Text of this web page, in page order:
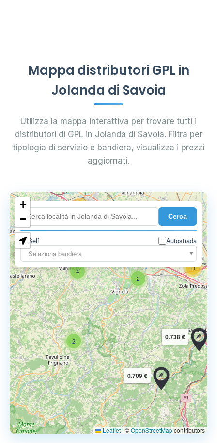
Mappa distributori GPL in
Jolanda di Savoia
Utilizza la mappa interattiva per trovare tutti i
distributori di GPL in Jolanda di Savoia. Filtra per
tipologia di servizio e bandiera, visualizza i prezzi
aggiornati.
Cerca
Self
Autostrada
Seleziona bandiera
2
4
11
18
9
2
11
0.709 €
0.738 €
+
−
Leaflet | ©OpenStreetMapcontributors